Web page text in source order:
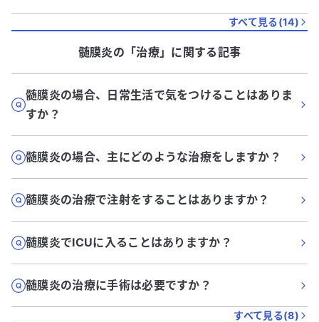
すべて見る(14)
髄膜炎の「治療」に関する記事
髄膜炎の場合、日常生活で気をつけることはありま
すか？
髄膜炎の場合、主にどのような治療をしますか？
髄膜炎の治療で注射をすることはありますか？
髄膜炎でICUに入ることはありますか？
髄膜炎の治療に手術は必要ですか？
すべて見る(8)